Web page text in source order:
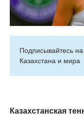
Подписывайтесь
Казахстана и мира
Казахстанская